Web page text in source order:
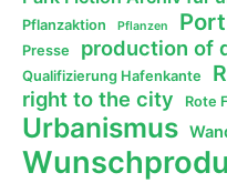
Pflanzaktion Pflanzen
Presse production of
Qualifizierung Hafenkante
right to the city Rote
Urbanismus